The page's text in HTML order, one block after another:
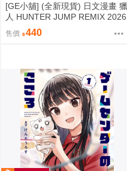
[GE小舖] (全新現貨) 日文漫畫 獵
人 HUNTER JUMP REMIX 2026
年 新封面再版 第5卷 庫洛洛
售價 440